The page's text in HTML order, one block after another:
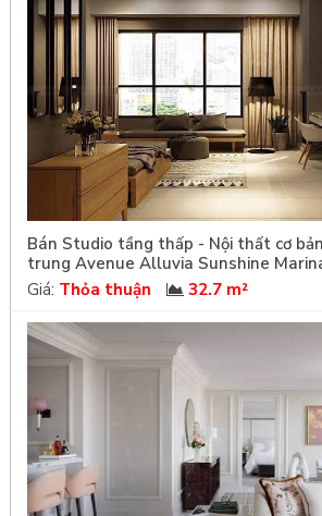
Bán Studio tầng thấp - Nội thất cơ
trung Avenue Alluvia Sunshine
Giá: Thỏa thuận 32.7 m²